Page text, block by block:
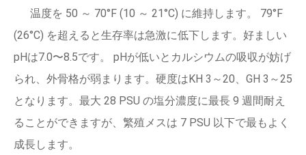
温度を 50 ～ 70°F (10 ～ 21°C) に維持します。 79°F
(26°C) を超えると生存率は急激に低下します。好ましい
pHは7.0〜8.5です。 pHが低いとカルシウムの吸収が妨げ
られ、外骨格が弱まります。硬度はKH 3～20、GH 3～25
となります。最大 28 PSU の塩分濃度に最長 9 週間耐え
ることができますが、繁殖メスは 7 PSU 以下で最もよく
成長します。